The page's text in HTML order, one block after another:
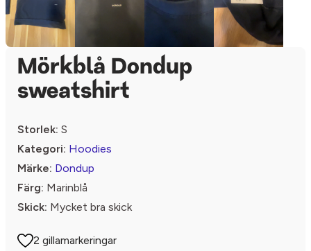
Mörkblå Dondup
sweatshirt
Storlek: S
Kategori: Hoodies
Märke: Dondup
Färg: Marinblå
Skick: Mycket bra skick
2 gillamarkeringar